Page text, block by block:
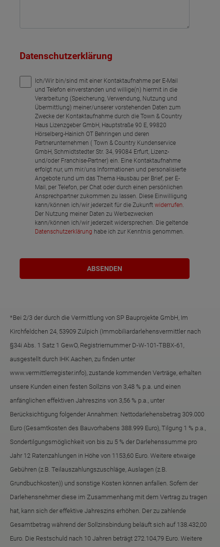
Datenschutzerklärung
Ich/Wir bin/sind mit einer Kontaktaufnahme per E-Mail
und Telefon einverstanden und willige(n) hiermit in die
Verarbeitung (Speicherung, Verwendung, Nutzung und
Übermittlung) meiner/unserer vorstehenden Daten zum
Zwecke der Kontaktaufnahme durch die Town & Country
Haus Lizenzgeber GmbH, Hauptstraße 90 E, 99820
Hörselberg-Hainich OT Behringen und deren
Partnerunternehmen ( Town & Country Kundenservice
GmbH, Schmidtstedter Str. 34, 99084 Erfurt, Lizenz-
und/oder Franchise-Partner) ein. Eine Kontaktaufnahme
erfolgt nur, um mir/uns Informationen und personalisierte
Angebote rund um das Thema Hausbau per Brief, per E-
Mail, per Telefon, per Chat oder durch einen persönlichen
Ansprechpartner zukommen zu lassen. Diese Einwilligung
kann/können ich/wir jederzeit für die Zukunftwiderrufen
Der Nutzung meiner Daten zu Werbezwecken
kann/können ich/wir jederzeit widersprechen. Die geltende
Datenschutzerklärung habe ich zur Kenntnis genommen.
*Bei 2/3 der durch die Vermittlung von SP Bauprojekte GmbH, Im
Kirchfeldchen 24, 53909 Zülpich (Immobiliardarlehensvermittler nach
§34i Abs. 1 Satz 1 GewO, Registriernummer D-W-101-TBBX-61,
ausgestellt durch IHK Aachen, zu finden unter
www.vermittlerregister.info), zustande kommenden Verträge, erhalten
unsere Kunden einen festen Sollzins von 3,48 % p.a. und einen
anfänglichen effektiven Jahreszins von 3,56 % p.a., unter
Berücksichtigung folgender Annahmen: Nettodarlehensbetrag 309.000
Euro (Gesamtkosten des Bauvorhabens 388.999 Euro), Tilgung 1 % p.a.,
Sondertilgungsmöglichkeit von bis zu 5 % der Darlehenssumme pro
Jahr 12 Ratenzahlungen in Höhe von 1153,60 Euro. Weitere etwaige
Gebühren (z.B. Teilauszahlungszuschläge, Auslagen (z.B.
Grundbuchkosten)) und sonstige Kosten können anfallen. Sofern der
Darlehensnehmer diese im Zusammenhang mit dem Vertrag zu tragen
hat, kann sich der effektive Jahreszins erhöhen. Der zu zahlende
Gesamtbetrag während der Sollzinsbindung beläuft sich auf 138.432,00
Euro. Die Restschuld nach 10 Jahren beträgt 272.104,79 Euro. Weitere